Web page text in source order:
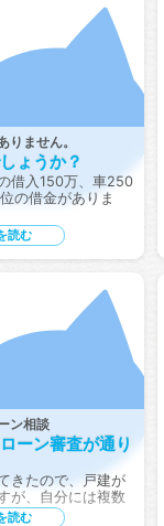
りません。
ょうか？
借入150万、車250
の借金がありま
読む
ン相談
ーン審査が通り
きたので、戸建が
が、自分には複数
読む